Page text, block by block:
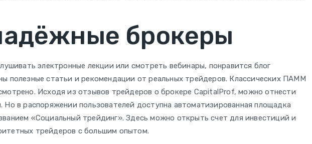
брокеры
электронные лекции или смотреть вебинары, понравится блог
полезные статьи и рекомендации от реальных трейдеров. Классических ПАММ
Исходя из отзывов трейдеров о брокере CapitalProf, можно отнести
Но в распоряжении пользователей доступна автоматизированная площадка
«Социальный трейдинг». Здесь можно открыть счет для инвестиций и
трейдеров с большим опытом.